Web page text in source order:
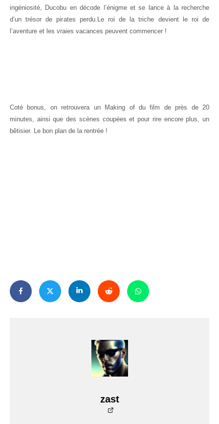
ingéniosité, Ducobu en décode l’énigme et se lance à la recherche
d’un trésor de pirates perdu.Le roi de la triche devient le roi de
l’aventure et les vraies vacances peuvent commencer !
Coté bonus, on retrouvera un Making of du film de près de 20
minutes, ainsi que des scènes coupées et pour rire encore plus, un
bêtisier. Le bon plan de la rentrée !
zast